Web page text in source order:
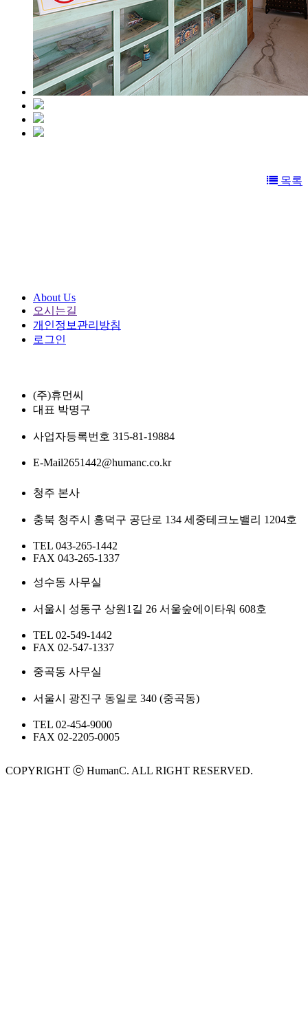
목록
About Us
오시는길
개인정보관리방침
로그인
(주)휴먼씨
대표 박명구
사업자등록번호 315-81-19884
E-Mail2651442@humanc.co.kr
청주 본사
충북 청주시 흥덕구 공단로 134 세중테크노밸리 1204호
TEL 043-265-1442
FAX 043-265-1337
성수동 사무실
서울시 성동구 상원1길 26 서울숲에이타워 608호
TEL 02-549-1442
FAX 02-547-1337
중곡동 사무실
서울시 광진구 동일로 340 (중곡동)
TEL 02-454-9000
FAX 02-2205-0005
COPYRIGHT ⓒ HumanC. ALL RIGHT RESERVED.